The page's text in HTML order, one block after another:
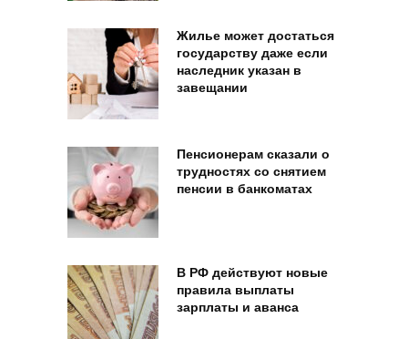
Жилье может достаться
государству даже если
наследник указан в
завещании
Пенсионерам сказали о
трудностях со снятием
пенсии в банкоматах
В РФ действуют новые
правила выплаты
зарплаты и аванса